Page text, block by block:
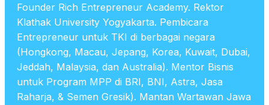
Founder Rich Entrepreneur Academy. Rektor
Klathak University Yogyakarta. Pembicara
Entrepreneur untuk TKI di berbagai negara
(Hongkong, Macau, Jepang, Korea, Kuwait, Dubai,
Jeddah, Malaysia, dan Australia). Mentor Bisnis
untuk Program MPP di BRI, BNI, Astra, Jasa
Raharja, & Semen Gresik). Mantan Wartawan Jawa